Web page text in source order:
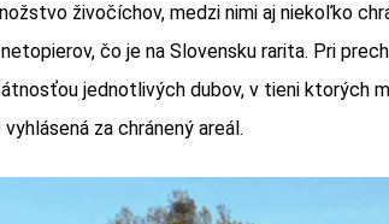
živočíchov, medzi nimi aj niekoľko
čo je na Slovensku rarita. Pri
jednotlivých dubov, v tieni ktorých
za chránený areál.